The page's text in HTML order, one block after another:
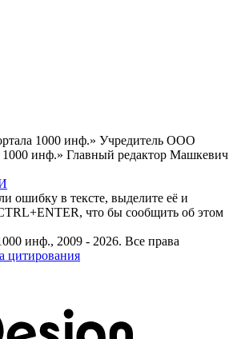
1000 инф.» Учредитель ООО
1000 инф.» Главный редактор Машкевич
ошибку в тексте, выделите её и
что бы сообщить об этом
инф., 2009 - 2026. Все права
цитирования